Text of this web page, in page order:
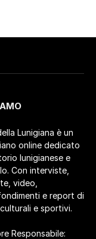
Lunigiana è un
online dedicato
lunigianese e
Con interviste,
video,
e report di
e sportivi.
Responsabile: